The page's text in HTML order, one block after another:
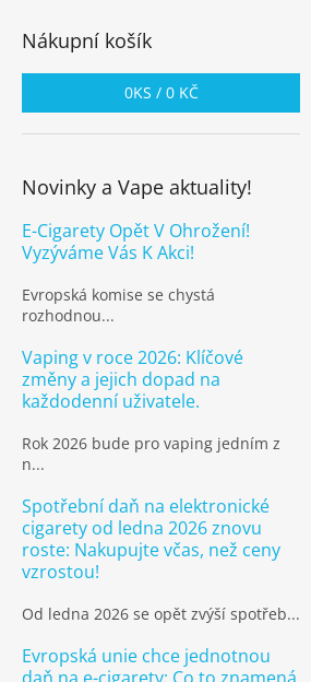
Nákupní košík
0KS / 0 KČ
Novinky a Vape aktuality!
E-Cigarety Opět V Ohrožení!
Vyzýváme Vás K Akci!
Evropská komise se chystá
rozhodnou...
Vaping v roce 2026: Klíčové
změny a jejich dopad na
každodenní uživatele.
Rok 2026 bude pro vaping jedním z
n...
Spotřební daň na elektronické
cigarety od ledna 2026 znovu
roste: Nakupujte včas, než ceny
vzrostou!
Od ledna 2026 se opět zvýší spotřeb...
Evropská unie chce jednotnou